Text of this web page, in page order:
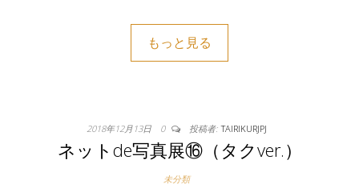
もっと見る
2018年12月13日 0 投稿者: TAIRIKURJPJ
ネットde写真展⑯（タクver.）
未分類